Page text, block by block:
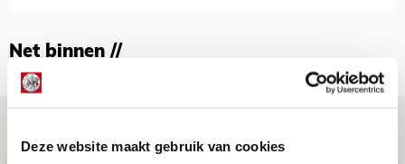
Deze website maakt gebruik van cookies
Net binnen //
leidersrol bij Ajax